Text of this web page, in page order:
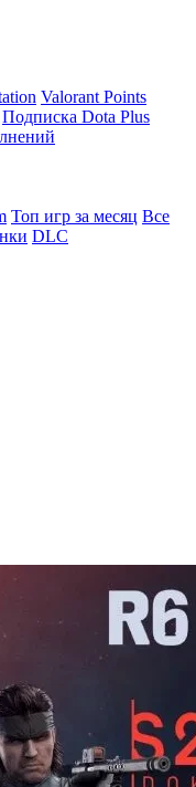
Valorant Points
Подписка Dota Plus
Топ игр за месяц Все
DLC